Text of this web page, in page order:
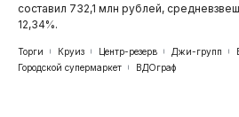
составил 732,1 млн рублей,
12,34%.
Торги Круиз Центр-резерв Джи-групп
Городской супермаркет
ВДОграф